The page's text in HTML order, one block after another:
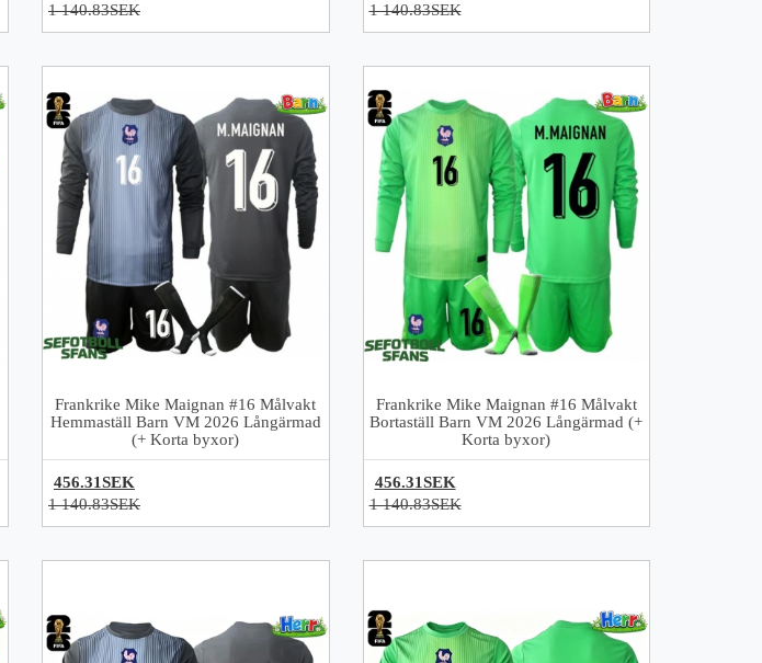
1 140.83SEK
1 140.83SEK
Frankrike Mike Maignan #16 Målvakt
Hemmaställ Barn VM 2026 Långärmad
(+ Korta byxor)
456.31SEK
1 140.83SEK
Frankrike Mike Maignan #16 Målvakt
Bortaställ Barn VM 2026 Långärmad (+
Korta byxor)
456.31SEK
1 140.83SEK